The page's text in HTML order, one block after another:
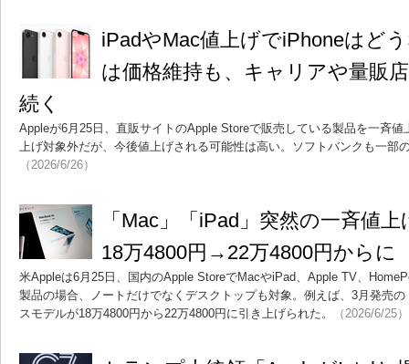
iPadやMac値上げでiPhoneはど
は価格維持も、キャリアや量販
続く
Appleが6月25日、直販サイトのApple Storeで販売している製品を一斉
上げ対象外だが、今後値上げされる可能性は高い。ソフトバンクも一部
（2026/6/26）
「Mac」「iPad」突然の一斉値
18万4800円→22万4800円からに
米Appleは6月25日、国内のApple StoreでMacやiPad、Apple TV、
製品の場合、ノートだけでなくデスクトップも対象。例えば、3月発売
スモデルが18万4800円から22万4800円に引き上げられた。
（2026/6/25）